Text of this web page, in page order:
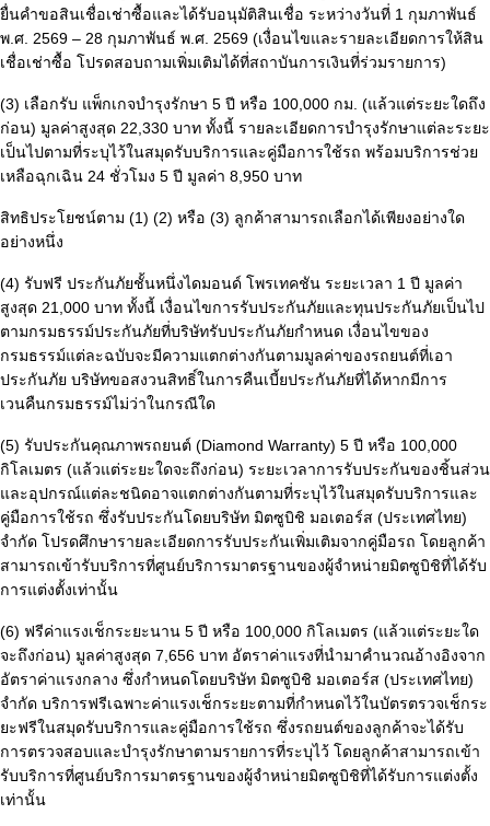
ยื่นคำขอสินเชื่อเช่าซื้อและได้รับอนุมัติสินเชื่อ ระหว่างวันที่ 1 กุมภาพันธ์
พ.ศ. 2569 – 28 กุมภาพันธ์ พ.ศ. 2569 (เงื่อนไขและรายละเอียดการให้สิน
เชื่อเช่าซื้อ โปรดสอบถามเพิ่มเติมได้ที่สถาบันการเงินที่ร่วมรายการ)
(3) เลือกรับ แพ็กเกจบำรุงรักษา 5 ปี หรือ 100,000 กม. (แล้วแต่ระยะใดถึง
ก่อน) มูลค่าสูงสุด 22,330 บาท ทั้งนี้ รายละเอียดการบำรุงรักษาแต่ละระยะ
เป็นไปตามที่ระบุไว้ในสมุดรับบริการและคู่มือการใช้รถ พร้อมบริการช่วย
เหลือฉุกเฉิน 24 ชั่วโมง 5 ปี มูลค่า 8,950 บาท
สิทธิประโยชน์ตาม (1) (2) หรือ (3) ลูกค้าสามารถเลือกได้เพียงอย่างใด
อย่างหนึ่ง
(4) รับฟรี ประกันภัยชั้นหนึ่งไดมอนด์ โพรเทคชัน ระยะเวลา 1 ปี มูลค่า
สูงสุด 21,000 บาท ทั้งนี้ เงื่อนไขการรับประกันภัยและทุนประกันภัยเป็นไป
ตามกรมธรรม์ประกันภัยที่บริษัทรับประกันภัยกำหนด เงื่อนไขของ
กรมธรรม์แต่ละฉบับจะมีความแตกต่างกันตามมูลค่าของรถยนต์ที่เอา
ประกันภัย บริษัทขอสงวนสิทธิ์ในการคืนเบี้ยประกันภัยที่ได้หากมีการ
เวนคืนกรมธรรม์ไม่ว่าในกรณีใด
(5) รับประกันคุณภาพรถยนต์ (Diamond Warranty) 5 ปี หรือ 100,000
กิโลเมตร (แล้วแต่ระยะใดจะถึงก่อน) ระยะเวลาการรับประกันของชิ้นส่วน
และอุปกรณ์แต่ละชนิดอาจแตกต่างกันตามที่ระบุไว้ในสมุดรับบริการและ
คู่มือการใช้รถ ซึ่งรับประกันโดยบริษัท มิตซูบิชิ มอเตอร์ส (ประเทศไทย)
จำกัด โปรดศึกษารายละเอียดการรับประกันเพิ่มเติมจากคู่มือรถ โดยลูกค้า
สามารถเข้ารับบริการที่ศูนย์บริการมาตรฐานของผู้จำหน่ายมิตซูบิชิที่ได้รับ
การแต่งตั้งเท่านั้น
(6) ฟรีค่าแรงเช็กระยะนาน 5 ปี หรือ 100,000 กิโลเมตร (แล้วแต่ระยะใด
จะถึงก่อน) มูลค่าสูงสุด 7,656 บาท อัตราค่าแรงที่นำมาคำนวณอ้างอิงจาก
อัตราค่าแรงกลาง ซึ่งกำหนดโดยบริษัท มิตซูบิชิ มอเตอร์ส (ประเทศไทย)
จำกัด บริการฟรีเฉพาะค่าแรงเช็กระยะตามที่กำหนดไว้ในบัตรตรวจเช็กระ
ยะฟรีในสมุดรับบริการและคู่มือการใช้รถ ซึ่งรถยนต์ของลูกค้าจะได้รับ
การตรวจสอบและบำรุงรักษาตามรายการที่ระบุไว้ โดยลูกค้าสามารถเข้า
รับบริการที่ศูนย์บริการมาตรฐานของผู้จำหน่ายมิตซูบิชิที่ได้รับการแต่งตั้ง
เท่านั้น